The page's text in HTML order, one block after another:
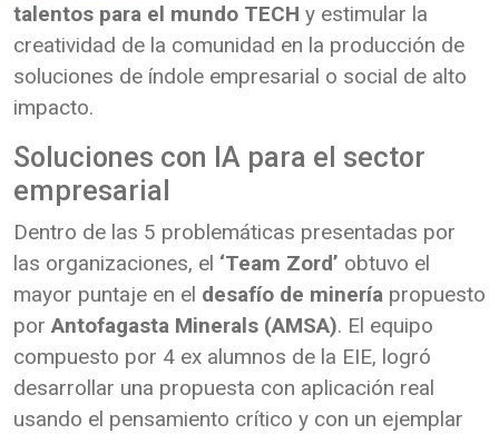
talentos para el mundo TECH y estimular la
creatividad de la comunidad en la producción de
soluciones de índole empresarial o social de alto
impacto.
Soluciones con IA para el sector
empresarial
Dentro de las 5 problemáticas presentadas por
las organizaciones, el ‘Team Zord’ obtuvo el
mayor puntaje en el desafío de minería propuesto
por Antofagasta Minerals (AMSA). El equipo
compuesto por 4 ex alumnos de la EIE, logró
desarrollar una propuesta con aplicación real
usando el pensamiento crítico y con un ejemplar